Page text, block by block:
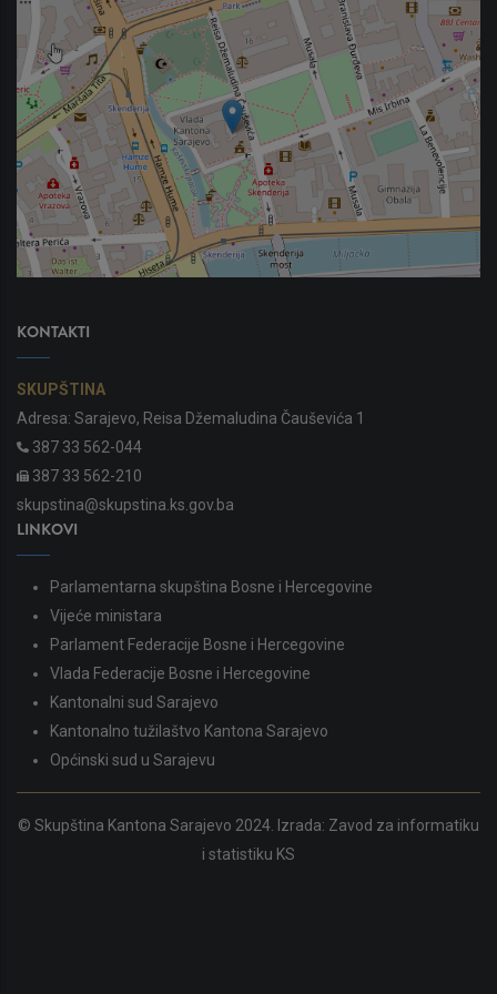
KONTAKTI
SKUPŠTINA
Adresa: Sarajevo, Reisa Džemaludina Čauševića 1
387 33 562-044
387 33 562-210
skupstina@skupstina.ks.gov.ba
LINKOVI
Parlamentarna skupština Bosne i Hercegovine
Vijeće ministara
Parlament Federacije Bosne i Hercegovine
Vlada Federacije Bosne i Hercegovine
Kantonalni sud Sarajevo
Kantonalno tužilaštvo Kantona Sarajevo
Općinski sud u Sarajevu
© Skupština Kantona Sarajevo 2024. Izrada: Zavod za informatiku
i statistiku KS